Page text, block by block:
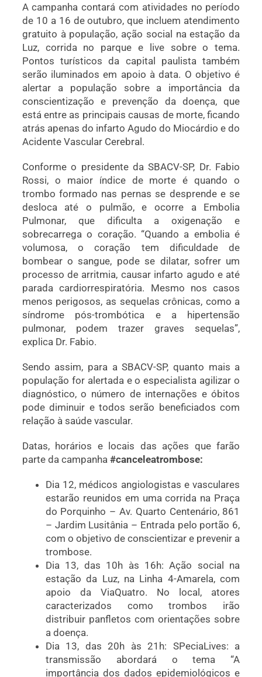
A campanha contará com atividades no período
de 10 a 16 de outubro, que incluem atendimento
gratuito à população, ação social na estação da
Luz, corrida no parque e live sobre o tema.
Pontos turísticos da capital paulista também
serão iluminados em apoio à data. O objetivo é
alertar a população sobre a importância da
conscientização e prevenção da doença, que
está entre as principais causas de morte, ficando
atrás apenas do infarto Agudo do Miocárdio e do
Acidente Vascular Cerebral.
Conforme o presidente da SBACV-SP, Dr. Fabio
Rossi, o maior índice de morte é quando o
trombo formado nas pernas se desprende e se
desloca até o pulmão, e ocorre a Embolia
Pulmonar, que dificulta a oxigenação e
sobrecarrega o coração. “Quando a embolia é
volumosa, o coração tem dificuldade de
bombear o sangue, pode se dilatar, sofrer um
processo de arritmia, causar infarto agudo e até
parada cardiorrespiratória. Mesmo nos casos
menos perigosos, as sequelas crônicas, como a
síndrome pós-trombótica e a hipertensão
pulmonar, podem trazer graves sequelas”,
explica Dr. Fabio.
Sendo assim, para a SBACV-SP, quanto mais a
população for alertada e o especialista agilizar o
diagnóstico, o número de internações e óbitos
pode diminuir e todos serão beneficiados com
relação à saúde vascular.
Datas, horários e locais das ações que farão
parte da campanha #canceleatrombose:
Dia 12, médicos angiologistas e vasculares
estarão reunidos em uma corrida na Praça
do Porquinho – Av. Quarto Centenário, 861
– Jardim Lusitânia – Entrada pelo portão 6,
com o objetivo de conscientizar e prevenir a
trombose.
Dia 13, das 10h às 16h: Ação social na
estação da Luz, na Linha 4-Amarela, com
apoio da ViaQuatro. No local, atores
caracterizados como trombos irão
distribuir panfletos com orientações sobre
a doença.
Dia 13, das 20h às 21h: SPeciaLives: a
transmissão abordará o tema “A
importância dos dados epidemiológicos e